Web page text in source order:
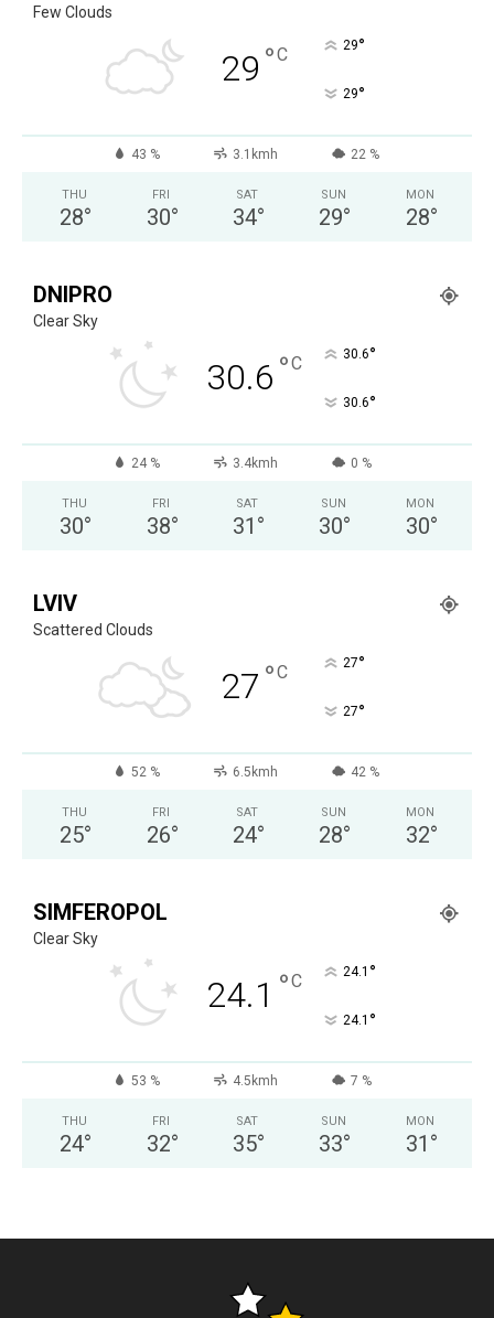
Few Clouds
29 °C 29°
29°
43 % 3.1kmh 22 %
THU
28°
FRI
30°
SAT
34°
SUN
29°
MON
28°
DNIPRO
Clear Sky
30.6 °C 30.6°
30.6°
24 % 3.4kmh 0 %
THU
30°
FRI
38°
SAT
31 °
SUN
30°
MON
30°
LVIV
Scattered Clouds
27 °C 27°
27°
52 % 6.5kmh 42 %
THU
25°
FRI
26°
SAT
24°
SUN
28°
MON
32°
SIMFEROPOL
Clear Sky
24.1 °C 24.1 °
24.1 °
53 % 4.5kmh 7 %
THU
24°
FRI
32°
SAT
35°
SUN
33°
MON
31 °